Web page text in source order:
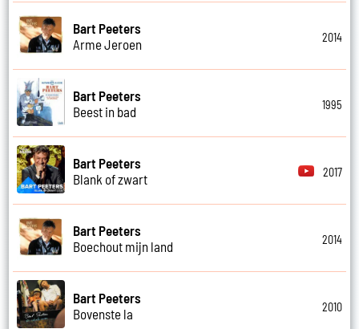
Bart Peeters
Arme Jeroen
2014
Bart Peeters
Beest in bad
1995
Bart Peeters
Blank of zwart
2017
Bart Peeters
Boechout mijn land
2014
Bart Peeters
Bovenste la
2010